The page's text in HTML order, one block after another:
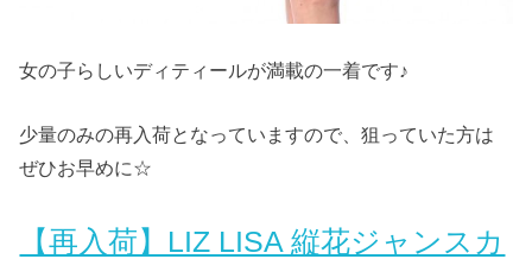
女の子らしいディティールが満載の一着です♪
少量のみの再入荷となっていますので、狙っていた方は
ぜひお早めに☆
【再入荷】LIZ LISA 縦花ジャンスカ